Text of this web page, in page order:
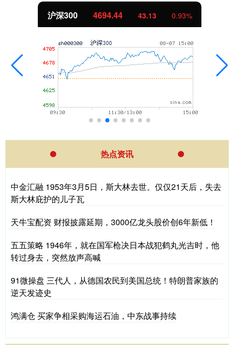
沪深300 4694.44 43.13 0.93%
热点资讯
中金汇融 1953年3月5日，斯大林去世。仅仅21天后，失去
斯大林庇护的儿子瓦
天牛宝配资 财报披露延期，3000亿龙头股价创6年新低！
五五策略 1946年，就在国军枪决日本战犯鹤丸光吉时，他
转过身去，突然放声高喊
91微操盘 三代人，从德国农民到美国总统！特朗普家族的
逆天发迹史
鸿满仓 买家争相采购海运石油，中东战事持续